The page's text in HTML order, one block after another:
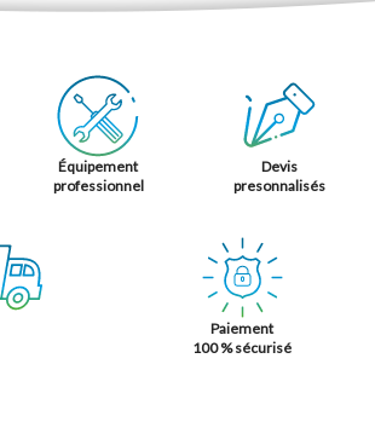
Équipement
professionnel
Devis
presonnalisés
Paiement
100 % sécurisé